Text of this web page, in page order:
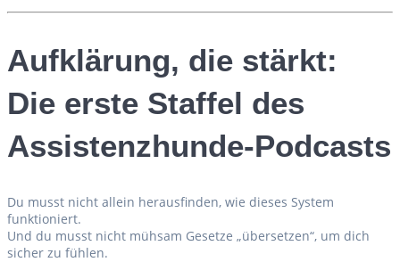
Aufklärung, die stärkt:
Die erste Staffel des
Assistenzhunde-Podcasts
Du musst nicht allein herausfinden, wie dieses System
funktioniert.
Und du musst nicht mühsam Gesetze „übersetzen“, um dich
sicher zu fühlen.